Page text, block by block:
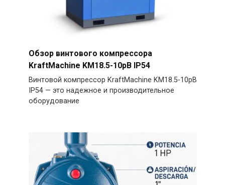
Обзор винтового компрессора
KraftMachine KM18.5-10рВ IP54
Винтовой компрессор KraftMachine KM18.5-10рВ
IP54 — это надежное и производительное
оборудование